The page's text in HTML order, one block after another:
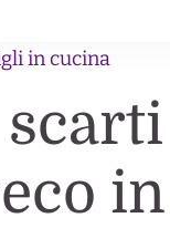
in cucina